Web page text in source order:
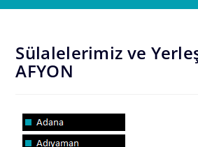
Sülalelerimiz ve
AFYON